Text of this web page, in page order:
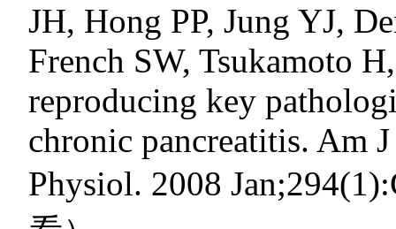
JH, Hong PP, Jung YJ,
French SW, Tsukamoto
reproducing key
chronic pancreatitis. Am
Physiol. 2008